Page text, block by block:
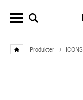
Produkter ICONS